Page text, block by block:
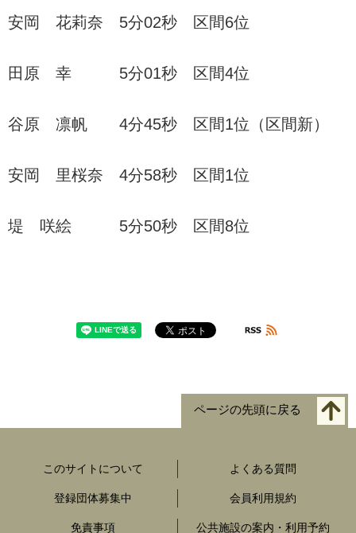
安岡 花莉奈 5分02秒 区間6位
田原 幸 5分01秒 区間4位
谷原 凛帆 4分45秒 区間1位（区間新）
安岡 里桜奈 4分58秒 区間1位
堤 咲絵 5分50秒 区間8位
ページの先頭に戻る
このサイトについて よくある質問
登録団体募集中 会員利用規約
免責事項 公共施設の案内・利用予約